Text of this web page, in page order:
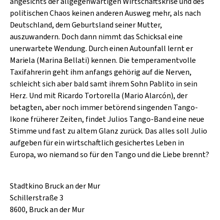
CAFÉ WOLF
POSTGARAGE
KUNSTGARTEN
KRISTALLWERK
GOLD & PECH THEATER
HARD & HEAVY
SINGER-SONGWRITER
VOLKSMUSIK
KULTURLAND STEIERMARK
politischen Chaos keinen anderen Ausweg mehr, als nach
Deutschland, dem Geburtsland seiner Mutter,
auszuwandern. Doch dann nimmt das Schicksal eine
unerwartete Wendung. Durch einen Autounfall lernt er
Mariela (Marina Bellati) kennen. Die temperamentvolle
Taxifahrerin geht ihm anfangs gehörig auf die Nerven,
schleicht sich aber bald samt ihrem Sohn Pablito in sein
Herz. Und mit Ricardo Tortorella (Mario Alarcón), der
betagten, aber noch immer betörend singenden Tango-
Ikone früherer Zeiten, findet Julios Tango-Band eine neue
Stimme und fast zu altem Glanz zurück. Das alles soll Julio
aufgeben für ein wirtschaftlich gesichertes Leben in
Europa, wo niemand so für den Tango und die Liebe brennt?
Stadtkino Bruck an der Mur
Schillerstraße 3
8600, Bruck an der Mur